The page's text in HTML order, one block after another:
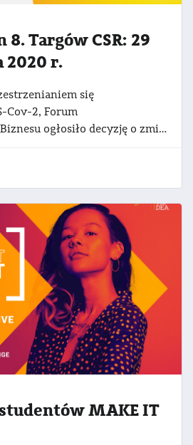
Targów CSR: 29
2020 r.
się
Cov-2, Forum
Odpowiedzialnego Biznesu ogłosiło decyzję o zmianie terminu organizacji 8. Targów CSR - największego w Polsce wydarzenia poświęconego odpowiedzialnemu biznesowi i zrównoważonemu rozwojowi. Wydarzenie odbędzie się 29 października 2020 r. w Centrum EXPO XXI w Warszawie.
MAKE IT